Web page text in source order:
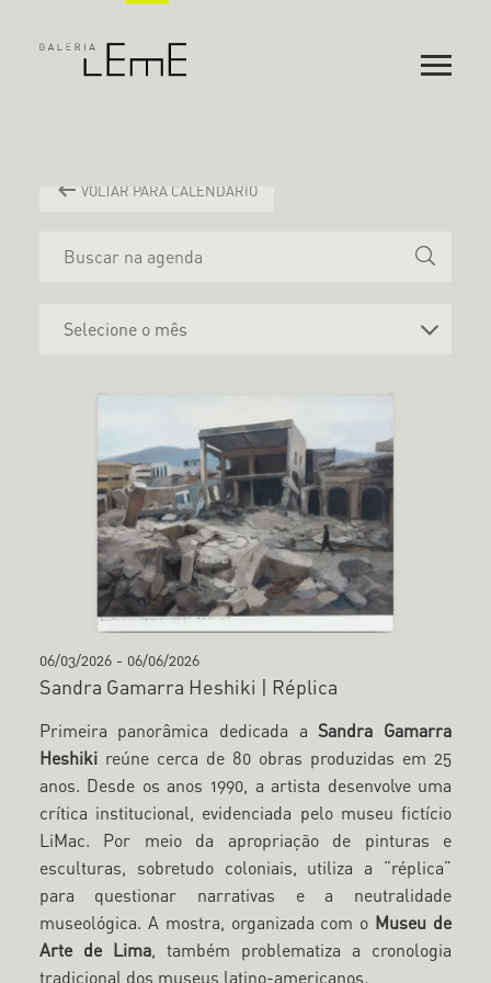
VOLTAR PARA CALENDÁRIO
06/03/2026 - 06/06/2026
Sandra Gamarra Heshiki | Réplica
Primeira panorâmica dedicada aSandra Gamarra
Heshikireúne cerca de 80 obras produzidas em 25
anos. Desde os anos 1990, a artista desenvolve uma
crítica institucional, evidenciada pelo museu fictício
LiMac. Por meio da apropriação de pinturas e
esculturas, sobretudo coloniais, utiliza a “réplica”
para questionar narrativas e a neutralidade
museológica. A mostra, organizada com o Museu de
Arte de Lima, também problematiza a cronologia
tradicional dos museus latino-americanos.